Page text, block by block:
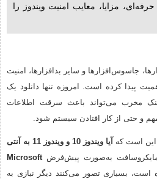
مزایا، معایب امنیت ویندوز را
جاسوس‌افزارها و سایر بدافزارها، امنیت
پیدا کرده است. امروزه تنها دانلود یک
مخرب می‌تواند باعث سرقت اطلاعات
و حتی از کار افتادن سیستم شود.
این است که
آیا ویندوز 10 و ویندوز 11 به آنتی
مایکروسافت به‌صورت پیش‌فرضMicrosoft
است، بسیاری تصور می‌کنند دیگر نیازی به